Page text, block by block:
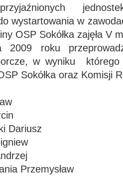
wystartowania w
OSP Sokółka zajęła V
roku
w wyniku którego
Sokółka oraz Komisji
Dariusz
Przemysław